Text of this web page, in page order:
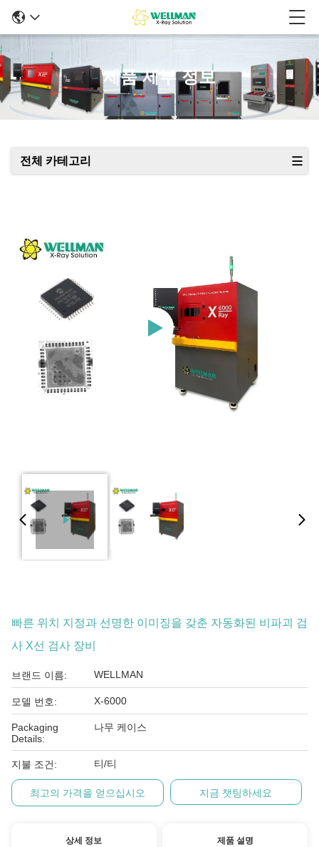
제품 세부 정보
전체 카테고리
빠른 위치 지정과 선명한 이미징을 갖춘 자동화된 비파괴 검
사 X선 검사 장비
브랜드 이름: WELLMAN
모델 번호: X-6000
Packaging
Details:
나무 케이스
지불 조건: 티/티
최고의 가격을 얻으십시오 지금 챗팅하세요
상세 정보 제품 설명